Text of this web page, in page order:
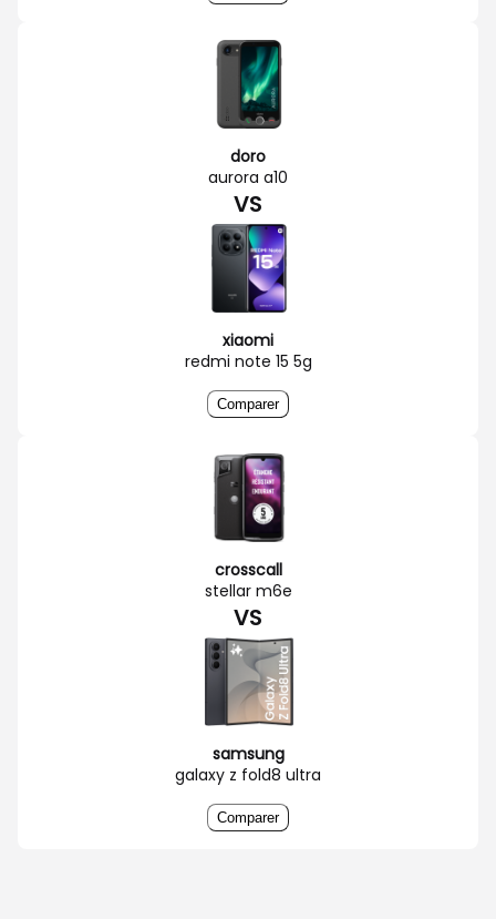
doro
aurora a10
VS
xiaomi
redmi note 15 5g
Comparer
crosscall
stellar m6e
VS
samsung
galaxy z fold8 ultra
Comparer